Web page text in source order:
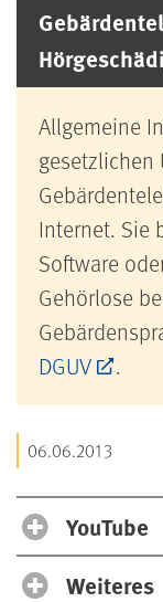
Allgemeine
gesetzlichen
Internet. Sie
Software
Gehörlose
DGUV
.
06.06.2013
YouTube
Weiteres